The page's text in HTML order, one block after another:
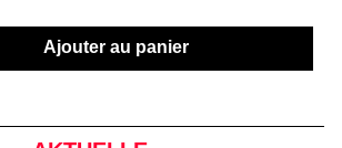
Ajouter au panier